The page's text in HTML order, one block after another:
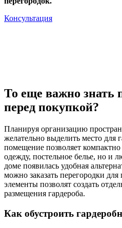
Консультация
То еще важно знать
перед покупкой?
Планируя организацию
желательно выделить место для
помещение позволяет
одежду, постельное белье, но и
доме появилась удобная
можно заказать перегородки
элементы позволят создать
размещения гардероба.
Как обустроить